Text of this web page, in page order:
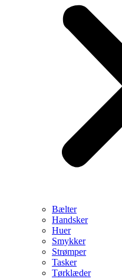
Bælter
Handsker
Huer
Smykker
Strømper
Tasker
Tørklæder